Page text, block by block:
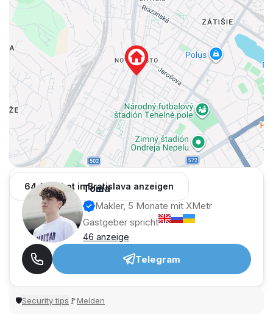
— OC VIVO!, Tehelko
— Straßenbahn in der Nähe
💶 Konditionen:
— Miete: 850 €
— Nebenkosten: 250 €
— Parkplatz: 100 €
➡️ gesamt: 1 200 € / Monat
— Kaution: 1 Monat
🤝 Provision: 100%
64 Angebot in Bratislava anzeigen
Тоша
Makler, 5 Monate mit XMetr
Gastgeber spricht
46 anzeige
Telegram
🛡Security tips 🚩Melden